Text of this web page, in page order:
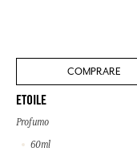
COMPRARE
ETOILE
Profumo
60ml